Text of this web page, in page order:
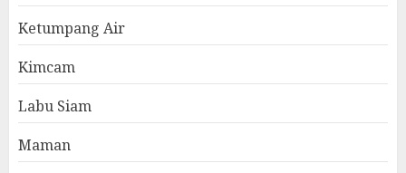
Ketumpang Air
Kimcam
Labu Siam
Maman